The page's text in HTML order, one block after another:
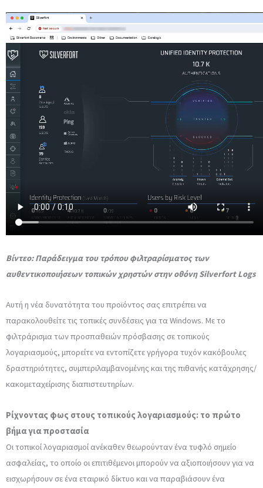
Βίντεο: Παράδειγμα του τρόπου φιλτραρίσματος των
αυθεντικοποιήσεων τοπικών χρηστών στην οθόνη Silverfort Logs
Αυτή η νέα δυνατότητα του προϊόντος σας επιτρέπει να
παρακολουθείτε τις τοπικές συνδέσεις για τα Windows. Με το
φιλτράρισμα των προσπαθειών πρόσβασης σε τοπικούς
λογαριασμούς, μπορείτε να εντοπίζετε γρήγορα τυχόν κακόβουλες
δραστηριότητες, συμπεριλαμβανομένης και της πιθανής κατάχρησης/
κακομεταχείρισης διαπιστευτηρίων.
Ρίχνοντας φως στους τοπικούς λογαριασμούς: το πρώτο
βήμα για προστασία
Οι τοπικοί λογαριασμοί ανέκαθεν θεωρούνταν ένα τυφλό σημείο
ασφαλείας, το οποίο οι επιτιθέμενοι μπορούν να αξιοποιήσουν για να
εισχωρήσουν σε ένα εταιρικό δίκτυο και να παραβιάσουν ένα